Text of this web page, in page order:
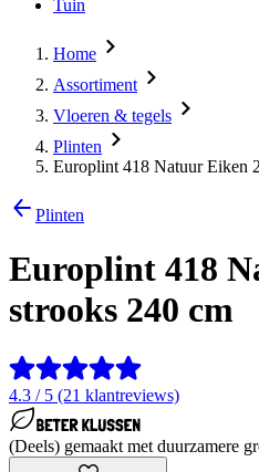
Tuin
Home
Assortiment
Vloeren & tegels
Plinten
Europlint 418 Natuur Eiken
Plinten
Europlint 418
strooks 240 cm
4.3 / 5 (21 klantreviews)
(Deels) gemaakt met duurzamere